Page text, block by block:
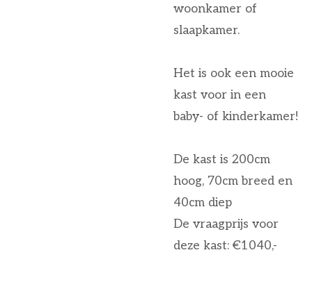
woonkamer of
slaapkamer.
Het is ook een mooie
kast voor in een
baby- of kinderkamer!
De kast is 200cm
hoog, 70cm breed en
40cm diep
De vraagprijs voor
deze kast: €1040,-